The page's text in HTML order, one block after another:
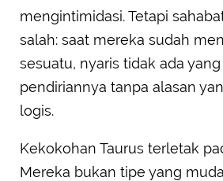
mengintimidasi. Tetapi
salah: saat mereka sudah
sesuatu, nyaris tidak ada
pendiriannya tanpa alasan
logis.
Kekokohan Taurus terletak
Mereka bukan tipe yang